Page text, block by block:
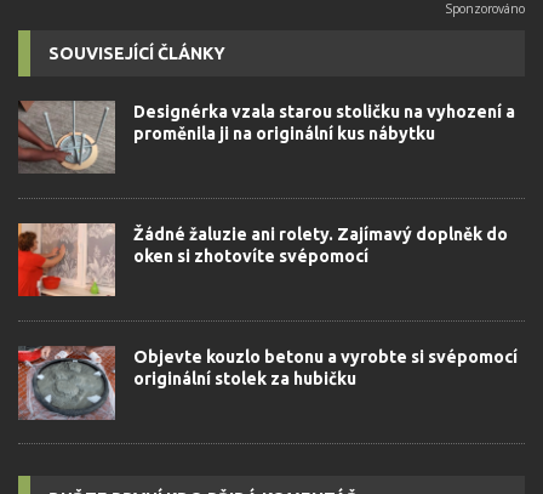
SOUVISEJÍCÍ ČLÁNKY
Designérka vzala starou stoličku na vyhození a
proměnila ji na originální kus nábytku
Žádné žaluzie ani rolety. Zajímavý doplněk do
oken si zhotovíte svépomocí
Objevte kouzlo betonu a vyrobte si svépomocí
originální stolek za hubičku